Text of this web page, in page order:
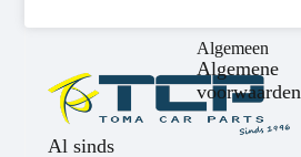
Al sinds
Algemeen
Algemene
voorwaarden